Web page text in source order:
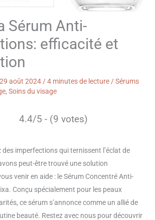
Sérum Anti-
efficacité et
29 août 2024 /4 minutes de lecture /Sérums
, Soins du visage
4.4/5 - (9 votes)
des imperfections qui ternissent l’éclat de
peut-être trouvé une solution
venir en aide : le Sérum Concentré Anti-
Conçu spécialement pour les peaux
ce sérum s’annonce comme un allié de
beauté. Restez avec nous pour découvrir